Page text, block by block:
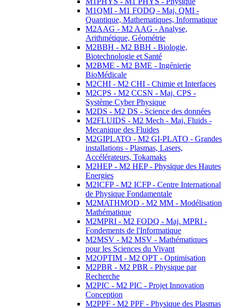
M1QMI - M1 FODQ - Maj. QMI -
Quantique, Mathematiques, Informatique
M2AAG - M2 AAG - Analyse,
Arithmétique, Géométrie
M2BBH - M2 BBH - Biologie,
Biotechnologie et Santé
M2BME - M2 BME - Ingénierie
BioMédicale
M2CHI - M2 CHI - Chimie et Interfaces
M2CPS - M2 CCSN - Maj. CPS -
Système Cyber Physique
M2DS - M2 DS - Science des données
M2FLUIDS - M2 Mech - Maj. Fluids -
Mecanique des Fluides
M2GIPLATO - M2 GI-PLATO - Grandes
installations - Plasmas, Lasers,
Accélérateurs, Tokamaks
M2HEP - M2 HEP - Physique des Hautes
Energies
M2ICFP - M2 ICFP - Centre International
de Physique Fondamentale
M2MATHMOD - M2 MM - Modélisation
Mathématique
M2MPRI - M2 FODQ - Maj. MPRI -
Fondements de l'Informatique
M2MSV - M2 MSV - Mathématiques
pour les Sciences du Vivant
M2OPTIM - M2 OPT - Optimisation
M2PBR - M2 PBR - Physique par
Recherche
M2PIC - M2 PIC - Projet Innovation
Conception
M2PPF - M2 PPF - Physique des Plasmas